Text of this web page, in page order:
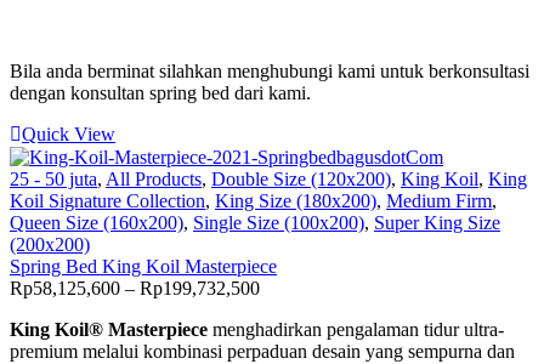
Bila anda berminat silahkan menghubungi kami untuk berkonsultasi
dengan konsultan spring bed dari kami.
Quick View
25 - 50 juta, All Products, Double Size (120x200), King Koil, King
Koil Signature Collection, King Size (180x200), Medium Firm,
Queen Size (160x200), Single Size (100x200), Super King Size
(200x200)
Spring Bed King Koil Masterpiece
Rp58,125,600 – Rp199,732,500Price
Rp58,125,600
through
King Koil® Masterpiece menghadirkan pengalaman tidur ultra-
premium melalui kombinasi perpaduan desain yang sempurna dan